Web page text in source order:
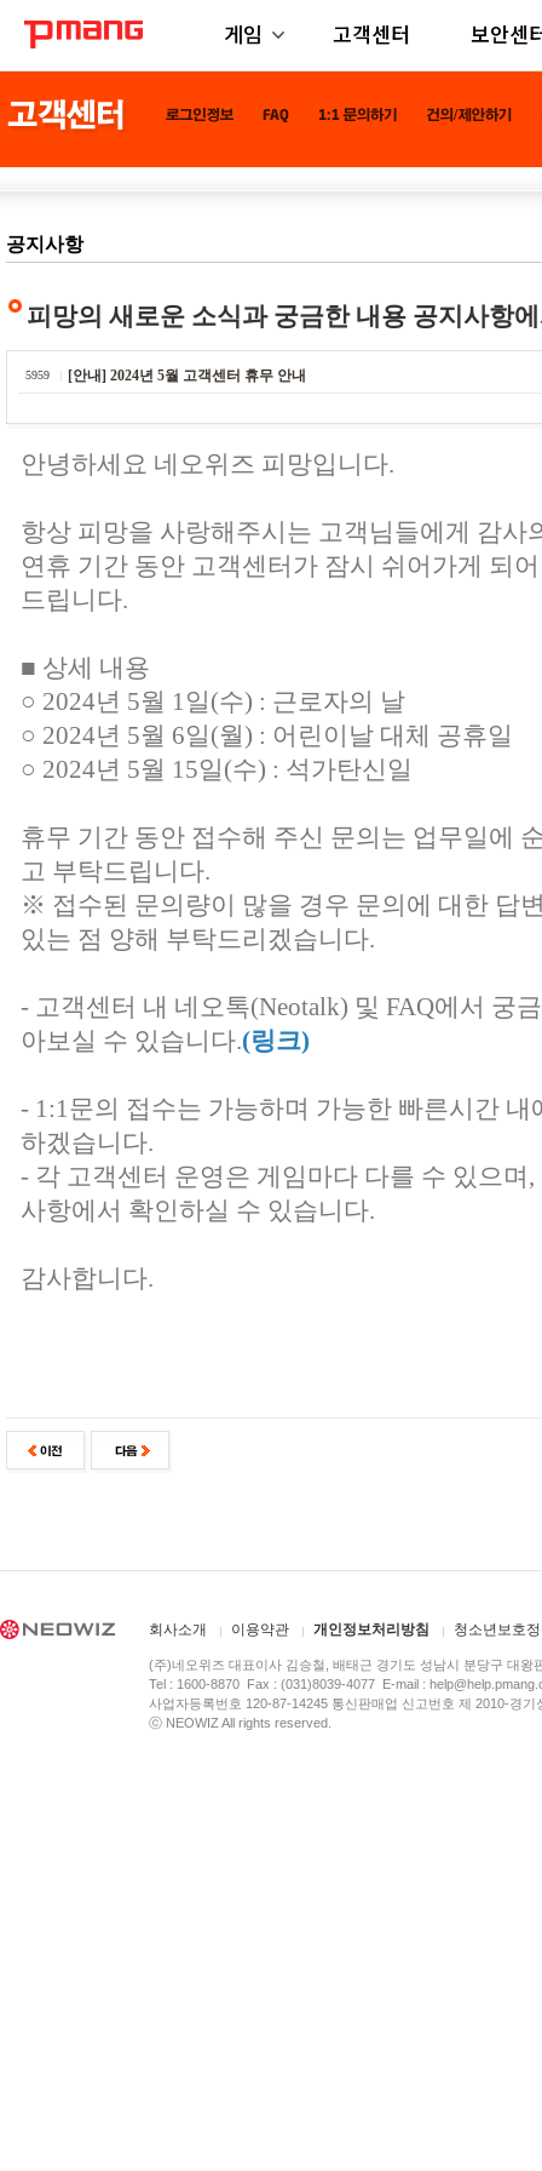
게임 고객센터 보안센
공지사항
피망의 새로운 소식과 궁금한 내용 공지사항
5959 [안내] 2024년 5월 고객센터 휴무 안내
안녕하세요 네오위즈 피망입니다.
항상 피망을 사랑해주시는 고객님들에게 감사
연휴 기간 동안 고객센터가 잠시 쉬어가게 되
드립니다.
■ 상세 내용
○ 2024년 5월 1일(수) : 근로자의 날
○ 2024년 5월 6일(월) : 어린이날 대체 공휴일
○ 2024년 5월 15일(수) : 석가탄신일
휴무 기간 동안 접수해 주신 문의는 업무일에
고 부탁드립니다.
※ 접수된 문의량이 많을 경우 문의에 대한 답
있는 점 양해 부탁드리겠습니다.
- 고객센터 내 네오톡(Neotalk) 및 FAQ에서 궁
아보실 수 있습니다.(링크)
- 1:1문의 접수는 가능하며 가능한 빠른시간
하겠습니다.
- 각 고객센터 운영은 게임마다 다를 수 있으며
사항에서 확인하실 수 있습니다.
감사합니다.
회사소개 이용약관 개인정보처리방침 청소년보호
(주)네오위즈 대표이사 김승철, 배태근 경기도 성남시 분당구 대왕
Tel : 1600-8870 Fax : (031)8039-4077 E-mail :
사업자등록번호 120-87-14245 통신판매업 신고번호 제 2010-경
ⓒ NEOWIZ All rights reserved.